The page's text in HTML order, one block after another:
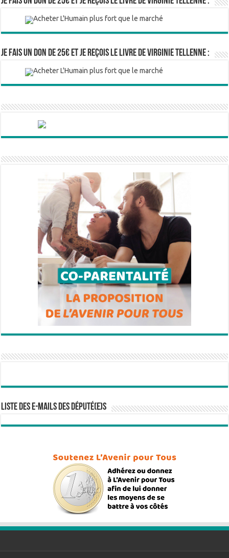
Je fais un don de 25€ et je reçois le livre de Virginie Tellenne :
Liste des e-mails des député(e)s